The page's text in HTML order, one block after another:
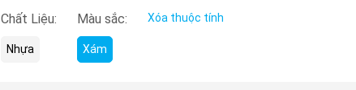
Chất Liệu:
Nhựa
Màu sắc:
Xám
Xóa thuộc tính